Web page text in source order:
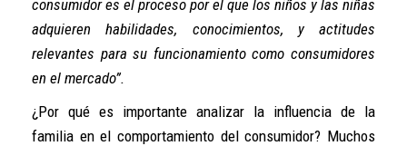
consumidor es el proceso por el que los niños y las niñas
adquieren habilidades, conocimientos, y actitudes
relevantes para su funcionamiento como consumidores
en el mercado”.
¿Por qué es importante analizar la influencia de la
familia en el comportamiento del consumidor? Muchos